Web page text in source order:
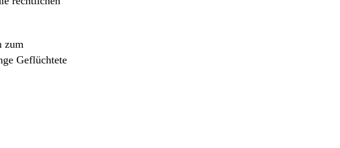
zum
Geflüchtete